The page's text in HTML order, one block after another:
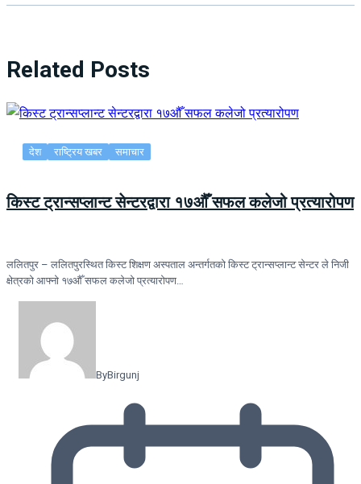
Related Posts
देश राष्ट्रिय खबर समाचार
किस्ट ट्रान्सप्लान्ट सेन्टरद्वारा १७औँ सफल कलेजो प्रत्यारोपण
ललितपुर – ललितपुरस्थित किस्ट शिक्षण अस्पताल अन्तर्गतको किस्ट ट्रान्सप्लान्ट सेन्टर ले निजी
क्षेत्रको आफ्नो १७औँ सफल कलेजो प्रत्यारोपण…
ByBirgunj